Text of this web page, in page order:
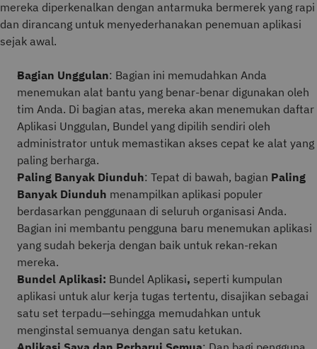
mereka diperkenalkan dengan antarmuka bermerek yang rapi
dan dirancang untuk menyederhanakan penemuan aplikasi
sejak awal.
Bagian Unggulan: Bagian ini memudahkan Anda
menemukan alat bantu yang benar-benar digunakan oleh
tim Anda. Di bagian atas, mereka akan menemukan daftar
Aplikasi Unggulan, Bundel yang dipilih sendiri oleh
administrator untuk memastikan akses cepat ke alat yang
paling berharga.
Paling Banyak Diunduh: Tepat di bawah, bagian Paling
Banyak Diunduh menampilkan aplikasi populer
berdasarkan penggunaan di seluruh organisasi Anda.
Bagian ini membantu pengguna baru menemukan aplikasi
yang sudah bekerja dengan baik untuk rekan-rekan
mereka.
Bundel Aplikasi: Bundel Aplikasi, seperti kumpulan
aplikasi untuk alur kerja tugas tertentu, disajikan sebagai
satu set terpadu—sehingga memudahkan untuk
menginstal semuanya dengan satu ketukan.